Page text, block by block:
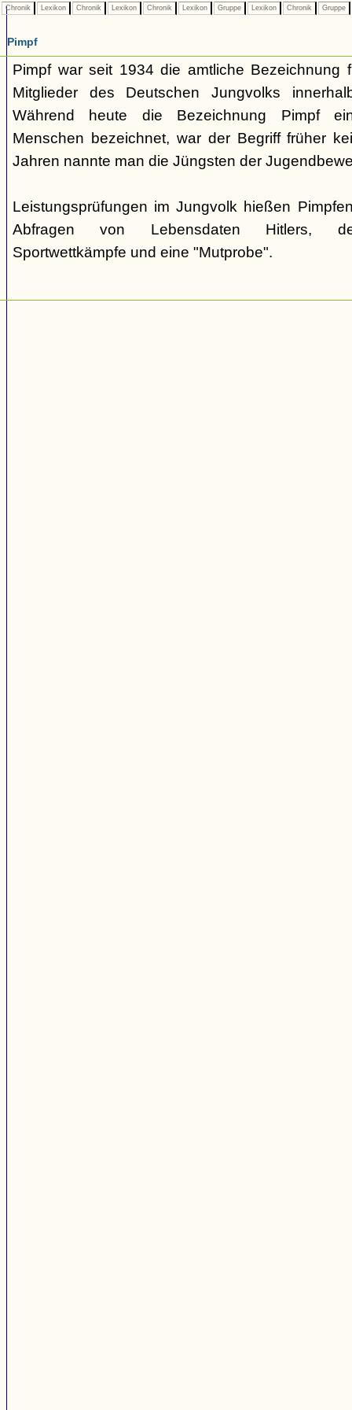
Chronik Lexikon Chronik Lexikon Chronik Lexikon Gruppe Lexikon Chronik Gruppe
Pimpf
Pimpf war seit 1934 die amtliche Bezeichnung
Mitglieder des Deutschen Jungvolks
Während heute die Bezeichnung Pimpf
Menschen bezeichnet, war der Begriff früher
Jahren nannte man die Jüngsten der
Leistungsprüfungen im Jungvolk hießen
Abfragen von Lebensdaten Hitlers,
Sportwettkämpfe und eine "Mutprobe".